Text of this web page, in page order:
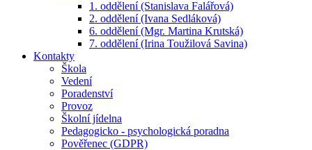
1. oddělení (Stanislava Falářová)
2. oddělení (Ivana Sedláková)
6. oddělení (Mgr. Martina Krutská)
7. oddělení (Irina Toužilová Savina)
Kontakty
Škola
Vedení
Poradenství
Provoz
Školní jídelna
Pedagogicko - psychologická poradna
Pověřenec (GDPR)